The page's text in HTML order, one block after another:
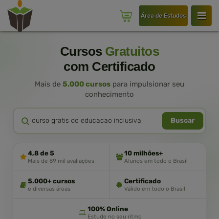
Área de Estudos
Cursos Gratuitos
com Certificado
Mais de 5.000 cursos para impulsionar seu
conhecimento
Buscar
4,8 de 5
Mais de 89 mil avaliações
10 milhões+
Alunos em todo o Brasil
5.000+ cursos
e diversas áreas
Certificado
Válido em todo o Brasil
100% Online
Estude no seu ritmo